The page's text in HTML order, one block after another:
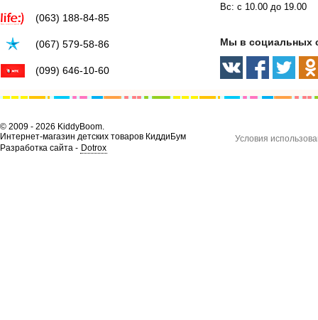
(063) 188-84-85
(067) 579-58-86
(099) 646-10-60
Вс: с 10.00 до 19.00
Мы в социальных
© 2009 - 2026 KiddyBoom.
Интернет-магазин детских товаров КиддиБум
Разработка сайта - Dotrox
Условия